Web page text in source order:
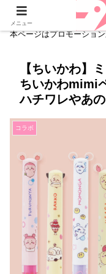
本ページはプロモーショ
【ちいかわ】
ちいかわmimi
ハチワレやあ
コラボ
メニュー